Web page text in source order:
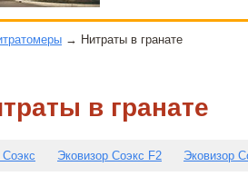
→ Нитраты в гранате
в гранате
Эковизор Соэкс F2 Эковизор